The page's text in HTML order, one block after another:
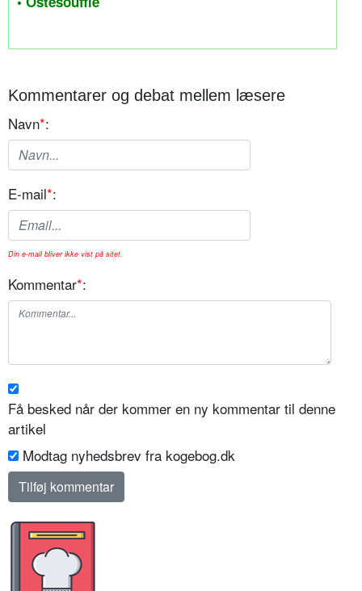
Kommentarer og debat mellem læsere
Navn*:
E-mail*:
Din e-mail bliver ikke vist på sitet.
Kommentar*:
Få besked når der kommer en ny kommentar til denne
artikel
Modtag nyhedsbrev fra kogebog.dk